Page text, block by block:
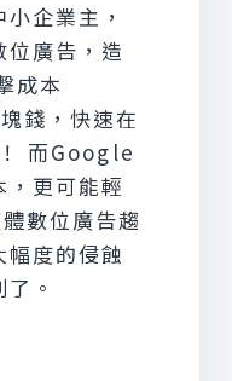
企業主，
廣告，造
成本
錢，快速在
而Google
更可能輕
數位廣告趨
度的侵蝕
。